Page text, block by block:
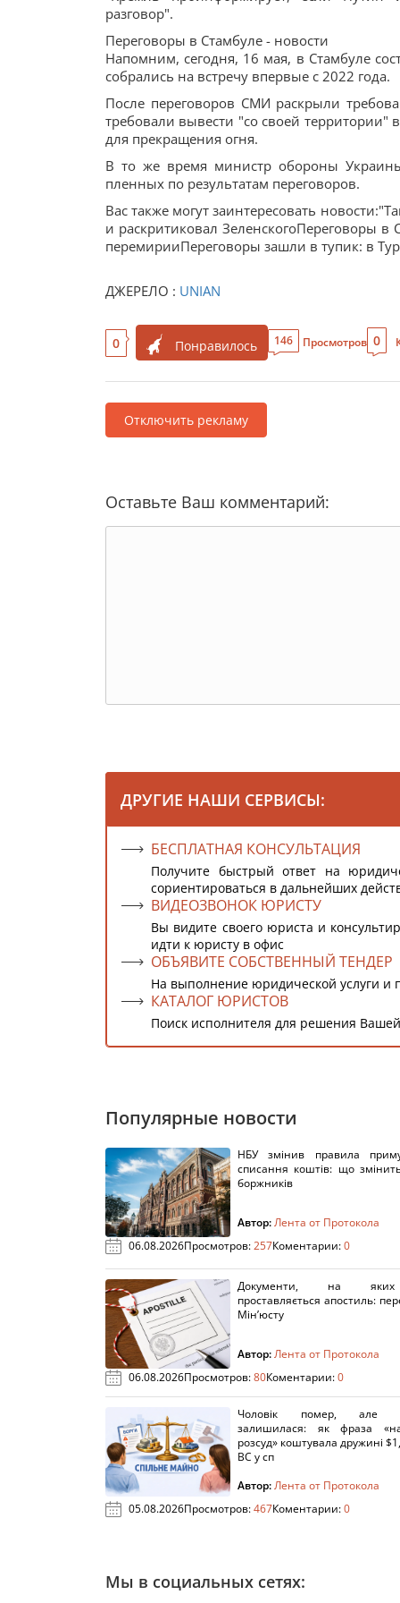
разговор".
Переговоры в Стамбуле - новости
Напомним, сегодня, 16 мая, в Стамбуле
собрались на встречу впервые с 2022 года.
После переговоров СМИ раскрыли
требовали вывести "со своей территории"
для прекращения огня.
В то же время министр обороны
пленных по результатам переговоров.
Вас также могут заинтересовать
и раскритиковал ЗеленскогоПереговоры в
перемирииПереговоры зашли в тупик: в
ДЖЕРЕЛО : UNIAN
0 Понравилось 146 Просмотров 0
Отключить рекламу
Оставьте Ваш комментарий:
ДРУГИЕ НАШИ СЕРВИСЫ:
БЕСПЛАТНАЯ КОНСУЛЬТАЦИЯ
Получите быстрый ответ на
сориентироваться в дальнейших
ВИДЕОЗВОНОК ЮРИСТУ
Вы видите своего юриста и
идти к юристу в офис
ОБЪЯВИТЕ СОБСТВЕННЫЙ ТЕНДЕР
На выполнение юридической услуги и
КАТАЛОГ ЮРИСТОВ
Поиск исполнителя для решения
Популярные новости
НБУ змінив правила
списання коштів: що
боржників
Автор:Лента от Протокола
06.08.2026Просмотров:257Коментарии:0
Документи, на
проставляється апостиль:
Мін’юсту
Автор:Лента от Протокола
06.08.2026Просмотров:80Коментарии:0
Чоловік помер, але
залишилася: як фраза
розсуд» коштувала дружині
ВС у сп
Автор:Лента от Протокола
05.08.2026Просмотров:467Коментарии:0
Мы в социальных сетях: